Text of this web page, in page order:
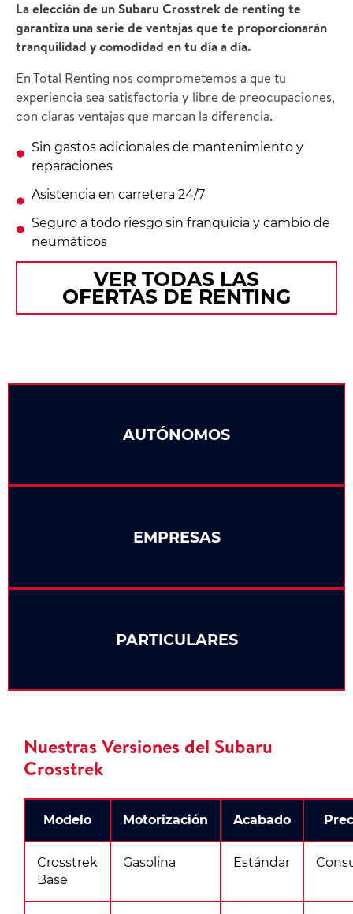
La elección de un Subaru Crosstrek de renting te
garantiza una serie de ventajas que te proporcionarán
tranquilidad y comodidad en tu día a día.
En Total Renting nos comprometemos a que tu
experiencia sea satisfactoria y libre de preocupaciones,
con claras ventajas que marcan la diferencia.
Sin gastos adicionales de mantenimiento y
reparaciones
Asistencia en carretera 24/7
Seguro a todo riesgo sin franquicia y cambio de
neumáticos
VER TODAS LAS
OFERTAS DE RENTING
PARTICULARES
AUTÓNOMOS
EMPRESAS
Nuestras Versiones del Subaru
Crosstrek
Modelo Motorización Acabado
Crosstrek
Base
Gasolina Estándar